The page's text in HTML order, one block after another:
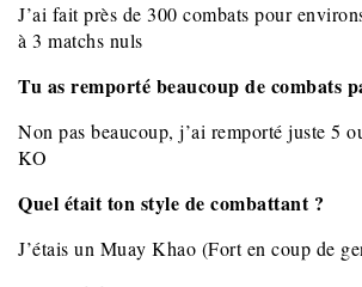
J’ai fait près de 300 combats pour
à 3 matchs nuls
Tu as remporté beaucoup de combats
Non pas beaucoup, j’ai remporté juste 5
KO
Quel était ton style de combattant ?
J’étais un Muay Khao (Fort en coup de